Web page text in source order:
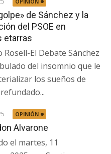
OPINIÓN
de Sánchez y la
del PSOE en
etarras
Rosell-El Debate Sánchez
del insomnio que le
los sueños de
OPINIÓN
Alvarone
el martes, 11